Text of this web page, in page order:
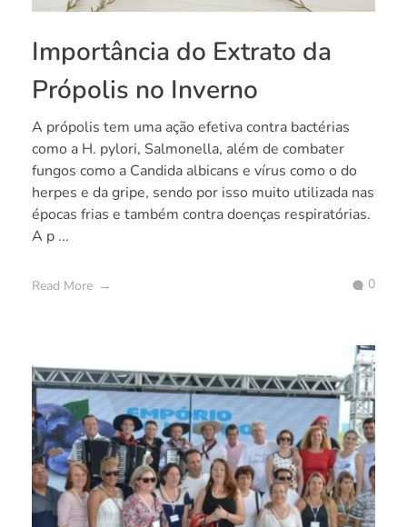
Importância do Extrato da
Própolis no Inverno
A própolis tem uma ação efetiva contra bactérias
como a H. pylori, Salmonella, além de combater
fungos como a Candida albicans e vírus como o do
herpes e da gripe, sendo por isso muito utilizada nas
épocas frias e também contra doenças respiratórias.
A p ...
Read More 0